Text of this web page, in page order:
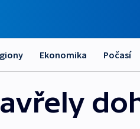
Ekonomika Počasí